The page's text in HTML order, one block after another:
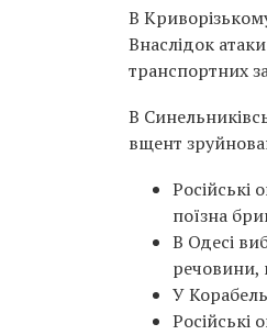
В
Внаслідок
транспортних
В
вщент
Російські
поїзна
В Одесі
речовини,
У
Російські